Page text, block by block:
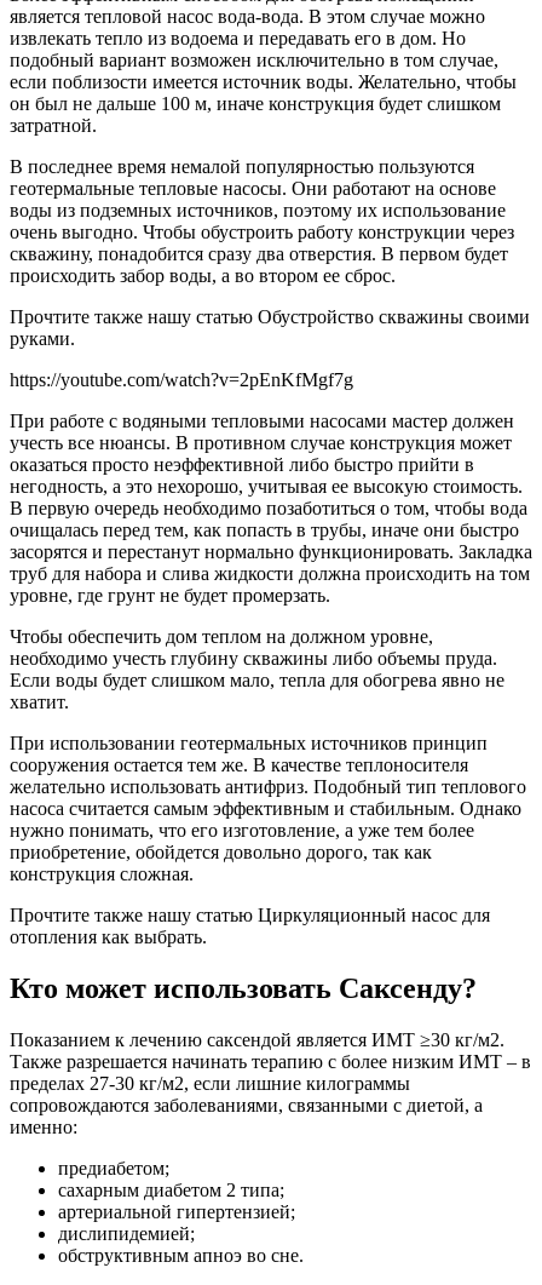
является тепловой насос вода-вода. В этом случае можно
извлекать тепло из водоема и передавать его в дом. Но
подобный вариант возможен исключительно в том случае,
если поблизости имеется источник воды. Желательно, чтобы
он был не дальше 100 м, иначе конструкция будет слишком
затратной.
В последнее время немалой популярностью пользуются
геотермальные тепловые насосы. Они работают на основе
воды из подземных источников, поэтому их использование
очень выгодно. Чтобы обустроить работу конструкции через
скважину, понадобится сразу два отверстия. В первом будет
происходить забор воды, а во втором ее сброс.
Прочтите также нашу статью Обустройство скважины своими
руками.
https://youtube.com/watch?v=2pEnKfMgf7g
При работе с водяными тепловыми насосами мастер должен
учесть все нюансы. В противном случае конструкция может
оказаться просто неэффективной либо быстро прийти в
негодность, а это нехорошо, учитывая ее высокую стоимость.
В первую очередь необходимо позаботиться о том, чтобы вода
очищалась перед тем, как попасть в трубы, иначе они быстро
засорятся и перестанут нормально функционировать. Закладка
труб для набора и слива жидкости должна происходить на том
уровне, где грунт не будет промерзать.
Чтобы обеспечить дом теплом на должном уровне,
необходимо учесть глубину скважины либо объемы пруда.
Если воды будет слишком мало, тепла для обогрева явно не
хватит.
При использовании геотермальных источников принцип
сооружения остается тем же. В качестве теплоносителя
желательно использовать антифриз. Подобный тип теплового
насоса считается самым эффективным и стабильным. Однако
нужно понимать, что его изготовление, а уже тем более
приобретение, обойдется довольно дорого, так как
конструкция сложная.
Прочтите также нашу статью Циркуляционный насос для
отопления как выбрать.
Кто может использовать Саксенду?
Показанием к лечению саксендой является ИМТ ≥30 кг/м2.
Также разрешается начинать терапию с более низким ИМТ – в
пределах 27-30 кг/м2, если лишние килограммы
сопровождаются заболеваниями, связанными с диетой, а
именно:
предиабетом;
сахарным диабетом 2 типа;
артериальной гипертензией;
дислипидемией;
обструктивным апноэ во сне.